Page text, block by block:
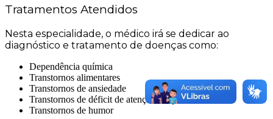
Tratamentos Atendidos
Nesta especialidade, o médico irá se dedicar ao
diagnóstico e tratamento de doenças como:
Dependência química
Transtornos alimentares
Transtornos de ansiedade
Transtornos de déficit de atenção e hiperatividade
Transtornos de humor